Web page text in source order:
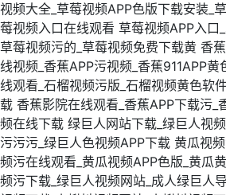
视频大全_草莓视频APP色版下载安装_
莓视频入口在线观看 草莓视频APP入口
草莓视频污的_草莓视频免费下载黄 香
线视频_香蕉APP污视频_香蕉911APP黄
线观看_石榴视频污版_石榴视频黄色软
载 香蕉影院在线观看_香蕉APP下载污_
频在线下载 绿巨人网站下载_绿巨人视
污污污_绿巨人色视频APP下载 黄瓜视
频污在线观看_黄瓜视频APP色版_黄瓜
频污下载_绿巨人视频网站_成人绿巨人